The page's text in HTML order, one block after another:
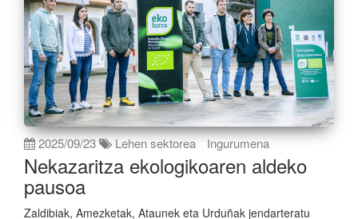
2025/09/23 Lehen sektorea Ingurumena
Nekazaritza ekologikoaren aldeko
pausoa
Zaldibiak, Amezketak, Ataunek eta Urduñak jendarteratu